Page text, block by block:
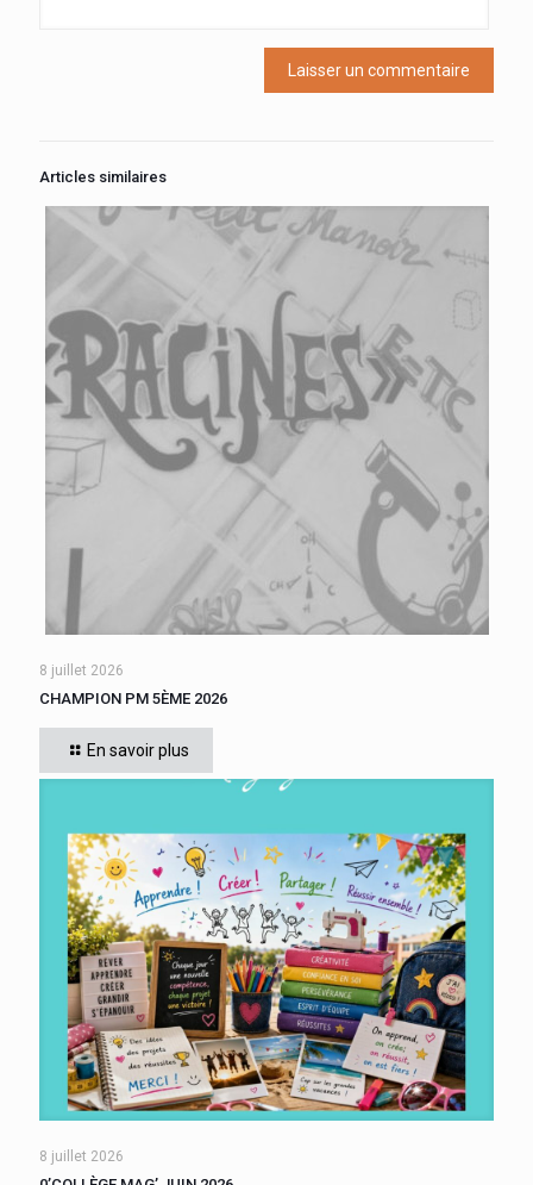
Articles similaires
Cette année, tous les élèves de 5ème du collège se sont
affrontés. Six finalistes se sont disputé le titre de Champion
« Le compte est bon PM
8 juillet 2026
CHAMPION PM 5ÈME 2026
En savoir plus
8 juillet 2026